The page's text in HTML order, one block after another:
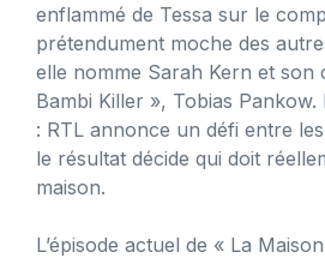
enflammé de Tessa sur le
prétendument moche des
elle nomme Sarah Kern et son
Bambi Killer », Tobias
: RTL annonce un défi entre
le résultat décide qui doit
maison.
L’épisode actuel de « La